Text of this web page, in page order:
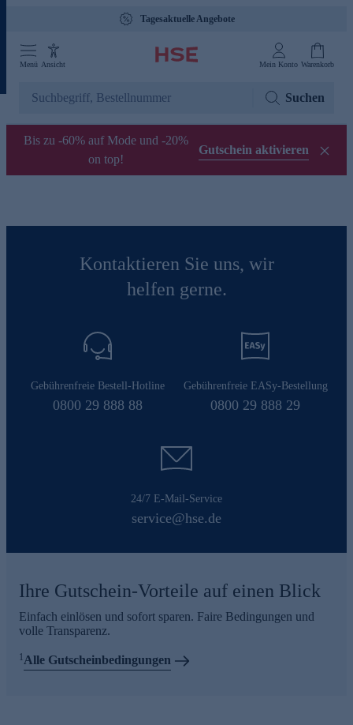
Tagesaktuelle Angebote
Menü Ansicht Mein Konto Warenkorb
Suchen
Bis zu -60% auf Mode und -20%
on top!
Gutschein aktivieren
Kontaktieren Sie uns, wir
helfen gerne.
Gebührenfreie Bestell-Hotline
0800 29 888 88
Gebührenfreie EASy-Bestellung
0800 29 888 29
24/7 E-Mail-Service
service@hse.de
Ihre Gutschein-Vorteile auf einen Blick
Einfach einlösen und sofort sparen. Faire Bedingungen und
volle Transparenz.
1Alle Gutscheinbedingungen